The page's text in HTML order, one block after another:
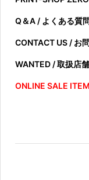
Q＆A / よくある質
CONTACT US / お
WANTED / 取扱店
ONLINE SALE